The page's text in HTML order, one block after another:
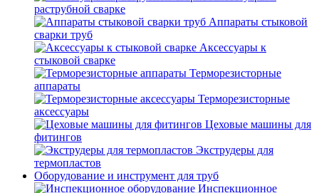
раструбной сварке
Аппараты стыковой
сварки труб
Аксессуары к
стыковой сварке
Терморезисторные
аппараты
Терморезисторные
аксессуары
Цеховые машины для
фитингов
Экструдеры для
термопластов
Оборудование и инструмент для труб
Инспекционное